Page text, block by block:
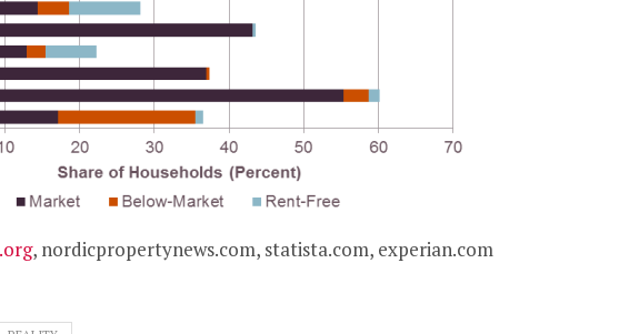
, nordicpropertynews.com, statista.com, experian.com